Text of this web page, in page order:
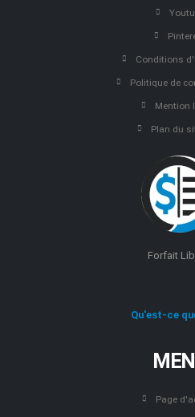
Conditions
Politique de
Mention
Plan du
Forfait
Qu'est-ce
Page